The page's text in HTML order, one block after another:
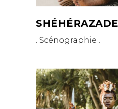
SHÉHÉRAZADE
. Scénographie .